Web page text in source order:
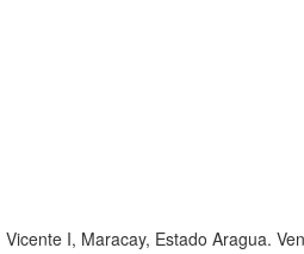
I, Maracay, Estado Aragua.